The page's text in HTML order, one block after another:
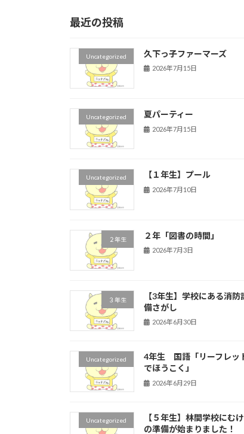
最近の投稿
Uncategorized 久下っ子ファーマーズ
2026年7月15日
Uncategorized 夏パーティー
2026年7月15日
Uncategorized 【１年生】プール
2026年7月10日
２年生 ２年「図書の時間」
2026年7月3日
３年生
【3年生】学校にある消防
備さがし
2026年6月30日
Uncategorized
4年生 国語「リーフレッ
でほうこく」
2026年6月29日
Uncategorized
【５年生】林間学校にむ
の準備が始まりました！